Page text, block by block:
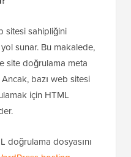
sitesi sahipliğini
sunar. Bu makalede,
site doğrulama meta
bazı web sitesi
için HTML
doğrulama dosyasını